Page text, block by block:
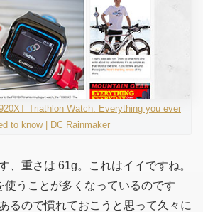
Triathlon Watch: Everything you ever
to know | DC Rainmaker
、重さは 61g。これはイイですね。
使うことが多くなっているのです
るので慣れておこうと思って久々に